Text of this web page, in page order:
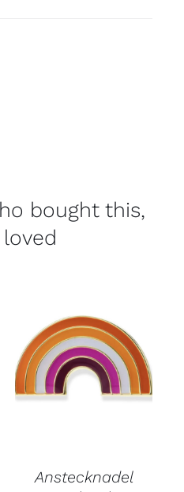
bought this,
Anstecknadel